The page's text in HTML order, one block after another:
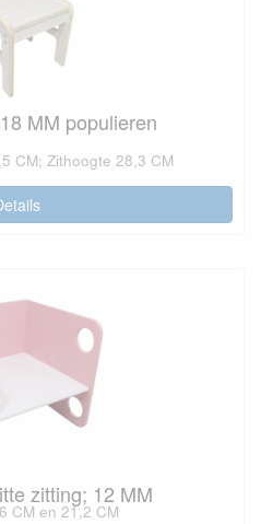
MM populieren
CM; Zithoogte 28,3 CM
zitting; 12 MM
CM en 21,2 CM